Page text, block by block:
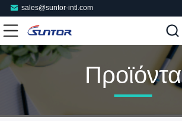
sales@suntor-intl.com
Προϊόντα